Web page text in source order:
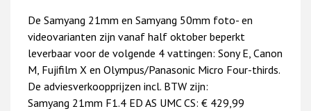
De Samyang 21mm en Samyang 50mm foto- en
videovarianten zijn vanaf half oktober beperkt
leverbaar voor de volgende 4 vattingen: Sony E, Canon
M, Fujifilm X en Olympus/Panasonic Micro Four-thirds.
De adviesverkoopprijzen incl. BTW zijn:
Samyang 21mm F1.4 ED AS UMC CS: € 429,99